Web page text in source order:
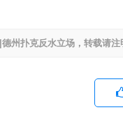
州扑克反水立场，转载